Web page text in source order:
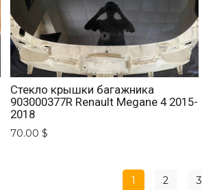
Стекло крышки багажника
903000377R Renault Megane 4 2015-
2018
70.00 $
1 2 3